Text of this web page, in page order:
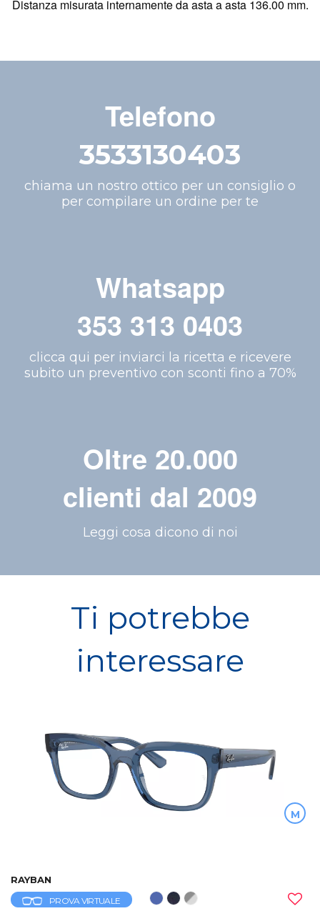
Distanza misurata internamente da asta a asta 136.00 mm.
Telefono
3533130403
chiama un nostro ottico per un consiglio o
per compilare un ordine per te
Whatsapp
353 313 0403
clicca qui per inviarci la ricetta e ricevere
subito un preventivo con sconti fino a 70%
Oltre 20.000
clienti dal 2009
Leggi cosa dicono di noi
Ti potrebbe
interessare
M
RAYBAN
PROVA VIRTUALE